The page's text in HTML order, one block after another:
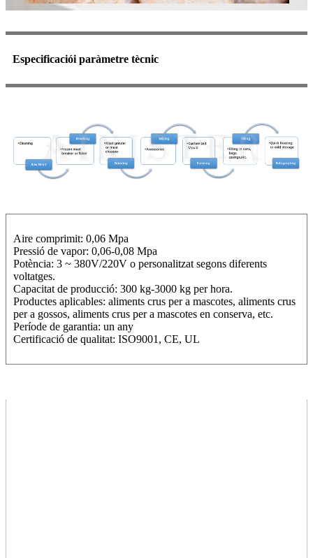
Especificaciói paràmetre tècnic
Aire comprimit: 0,06 Mpa
Pressió de vapor: 0,06-0,08 Mpa
Potència: 3 ~ 380V/220V o personalitzat segons diferents
voltatges.
Capacitat de producció: 300 kg-3000 kg per hora.
Productes aplicables: aliments crus per a mascotes, aliments crus
per a gossos, aliments crus per a mascotes en conserva, etc.
Període de garantia: un any
Certificació de qualitat: ISO9001, CE, UL